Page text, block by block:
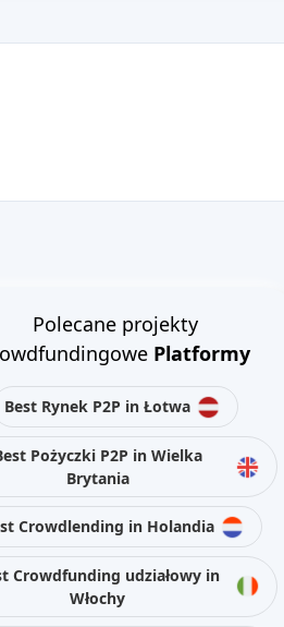
Polecane projekty
Platformy
Best Rynek P2P in Łotwa
Pożyczki P2P in Wielka
Brytania
Crowdlending in Holandia
Crowdfunding udziałowy in
Włochy